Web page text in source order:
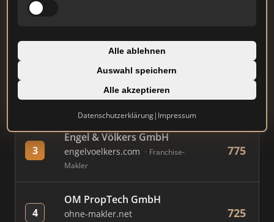
Alle ablehnen
Auswahl speichern
Alle akzeptieren
Datenschutzerklärung| Impressum
1 immobilienscout24.de
Immobilienplattform
893
AVIV Germany GmbH
immowelt.de Immobilienplattform
3
Engel & Völkers GmbH
engelvoelkers.com
Franchise-
Makler
775
4
OM PropTech GmbH
ohne-makler.net 725